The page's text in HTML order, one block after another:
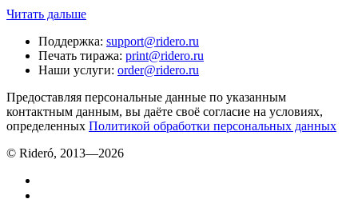
Читать дальше
Поддержка: support@ridero.ru
Печать тиража: print@ridero.ru
Наши услуги: order@ridero.ru
Предоставляя персональные данные по указанным
контактным данным, вы даёте своё согласие на условиях,
определенных Политикой обработки персональных данных
© Rideró, 2013—2026